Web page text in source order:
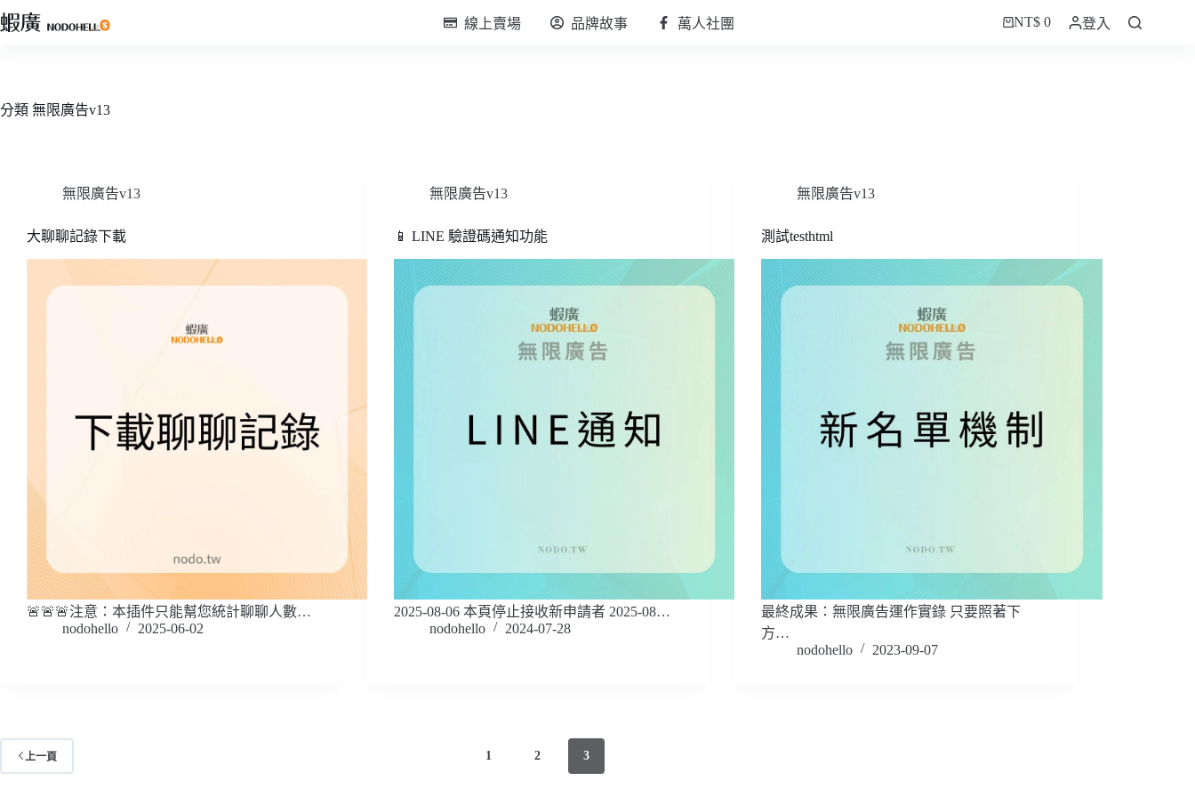
跳
至
容
線上賣場 品牌故事 萬人社團 NT$ 0 登入
分類 無限廣告v13
無限廣告v13
大聊聊記錄下載
🚨🚨🚨注意：本插件只能幫您統計聊聊人數…
nodohello
2025-06-02
無限廣告v13
📱 LINE 驗證碼通知功能
2025-08-06 本頁停止接收新申請者 2025-08…
nodohello
2024-07-28
無限廣告v13
測試testhtml
最終成果：無限廣告運作實錄 只要照著下
方…
nodohello
2023-09-07
上一頁 1 2 3